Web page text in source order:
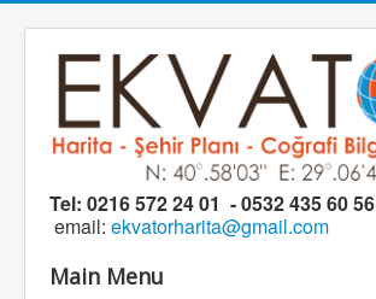
Tel: 0216 572 24 01 - 0532 435 60 56
email: ekvatorharita@gmail.com
Main Menu